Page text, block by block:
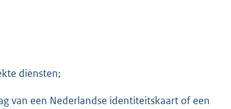
diensten;
van een Nederlandse identiteitskaart of een